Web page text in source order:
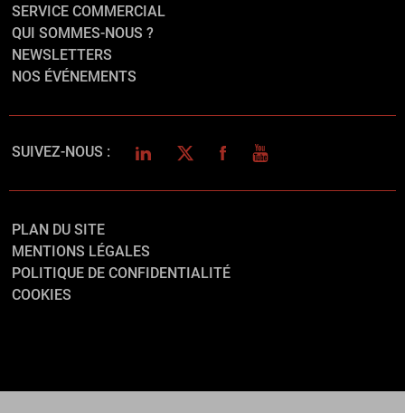
SERVICE COMMERCIAL
QUI SOMMES-NOUS ?
NEWSLETTERS
NOS ÉVÉNEMENTS
SUIVEZ-NOUS : LINKEDINTWITTERFACEBOOK
YOUTUBE
PLAN DU SITE
MENTIONS LÉGALES
POLITIQUE DE CONFIDENTIALITÉ
COOKIES